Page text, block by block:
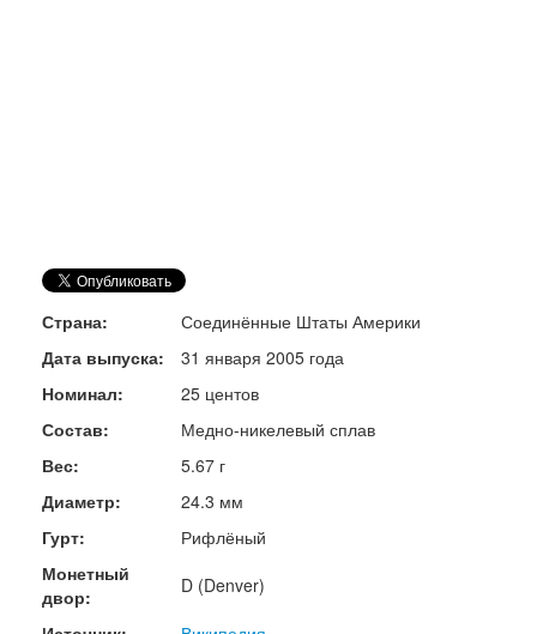
Страна:
Соединённые Штаты Америки
Дата выпуска:
31 января 2005 года
Номинал:
25 центов
Состав:
Медно-никелевый сплав
Вес:
5.67 г
Диаметр:
24.3 мм
Гурт:
Рифлёный
Монетный
двор:
D (Denver)